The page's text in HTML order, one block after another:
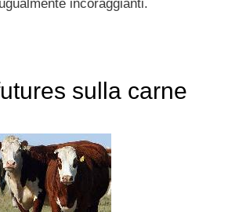
incoraggianti.
sulla carne